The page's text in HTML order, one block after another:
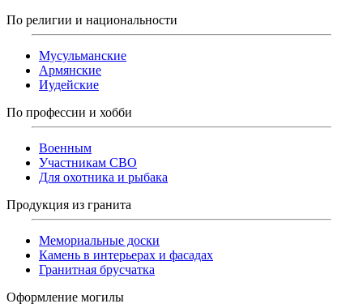
По религии и национальности
Мусульманские
Армянские
Иудейские
По профессии и хобби
Военным
Участникам СВО
Для охотника и рыбака
Продукция из гранита
Мемориальные доски
Камень в интерьерах и фасадах
Гранитная брусчатка
Оформление могилы